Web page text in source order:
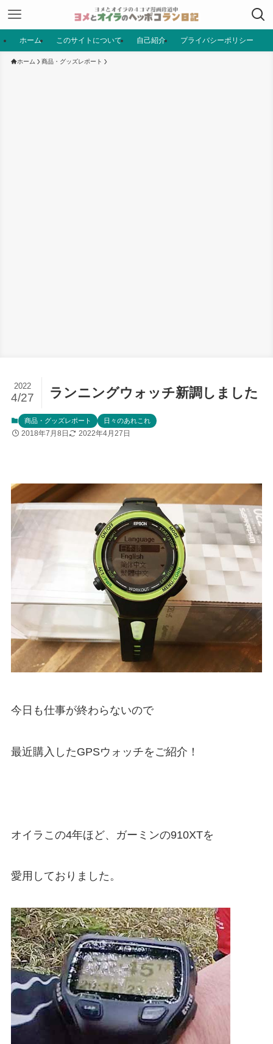
ホーム このサイトについて 自己紹介 プライバシーポリシー
ホーム 商品・グッズレポート
ランニングウォッチ新調しました
2022
4/27
商品・グッズレポート 日々のあれこれ
2018年7月8日 2022年4月27日
今日も仕事が終わらないので
最近購入したGPSウォッチをご紹介！
オイラこの4年ほど、ガーミンの910XTを
愛用しておりました。